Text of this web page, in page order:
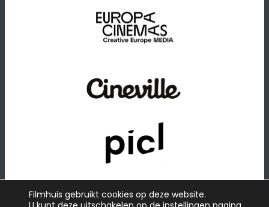
Filmhuis gebruikt cookies op deze website.